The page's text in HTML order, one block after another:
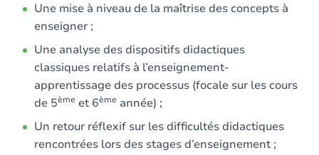
Une mise à niveau de la maîtrise des concepts à
enseigner ;
Une analyse des dispositifs didactiques
classiques relatifs à l’enseignement-
apprentissage des processus (focale sur les cours
de 5ème et 6ème année) ;
Un retour réflexif sur les difficultés didactiques
rencontrées lors des stages d’enseignement ;